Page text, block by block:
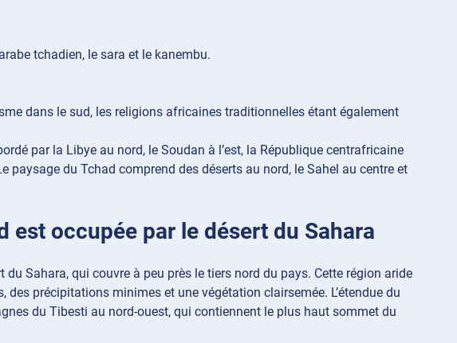
tchadien, le sara et le kanembu.
dans le sud, les religions africaines traditionnelles étant également
par la Libye au nord, le Soudan à l’est, la République centrafricaine
paysage du Tchad comprend des déserts au nord, le Sahel au centre et
est occupée par le désert du Sahara
Sahara, qui couvre à peu près le tiers nord du pays. Cette région aride
précipitations minimes et une végétation clairsemée. L’étendue du
du Tibesti au nord-ouest, qui contiennent le plus haut sommet du